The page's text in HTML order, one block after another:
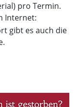
pro Termin.
Internet:
gibt es auch die